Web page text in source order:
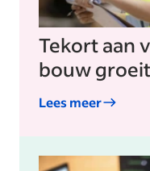
Tekort aan
bouw groeit
Lees meer